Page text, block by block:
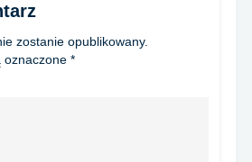
zostanie opublikowany.
oznaczone *